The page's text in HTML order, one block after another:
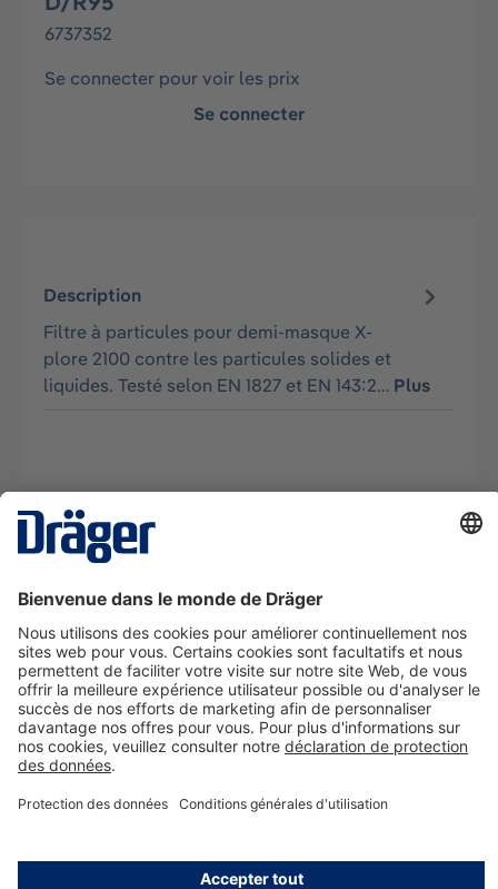
6737352
Se connecter pour voir les prix
Se connecter
Description
Filtre à particules pour demi-masque X-
plore 2100 contre les particules solides et
liquides. Testé selon EN 1827 et EN 143:2… Plus
La technologie
Nous contacter
A propos de Dräger
Informations